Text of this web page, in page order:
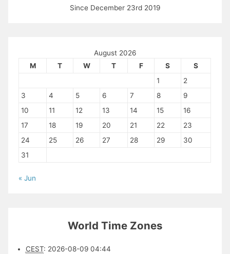
Since December 23rd 2019
August 2026
M
T W T F S
S
1
2
3
4 5 6 7 8
9
10
11 12 13 14 15
16
17
18 19 20 21 22
23
24
25 26 27 28 29
30
31
« Jun
World Time Zones
CEST: 2026-08-09 04:44